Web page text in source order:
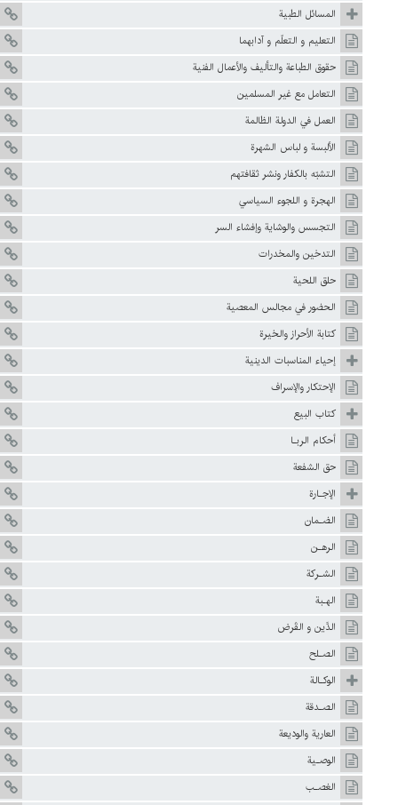
المسائل الطبية
التعليم و التعلّم و آدابهما
حقوق الطباعة والتأليف والأعمال الفنية
التعامل مع غير المسلمين
العمل في الدولة الظالمة
الألبسة و لباس الشهرة
التشبّه بالكفار ونشر ثقافتهم
الهجرة و اللجوء السياسي
التجسس والوشاية وإفشاء السر
التدخين والمخدرات
حلق اللحية
الحضور في مجالس المعصية
کتابة‌ الأحراز والخيرة
إحياء المناسبات الدينية
الإحتكار والإسراف
كتاب البيع
أحكام الربـا
حق الشفعة
الإجـارة
الضـمان
الرهـن
الشـركة
الهـبة
الدَّين و القَرض
الصـلح
الوكـالة
الصـدقة
العارية والوديعة
الوصـية
الغصـب